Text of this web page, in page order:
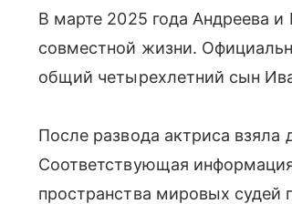
В марте 2025 года Андреева
совместной жизни.
общий четырехлетний сын
После развода актриса
Соответствующая
пространства мировых судей